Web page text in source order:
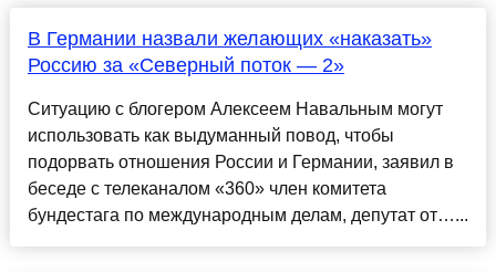
В Германии назвали желающих «наказать»
Россию за «Северный поток — 2»
Ситуацию с блогером Алексеем Навальным могут
использовать как выдуманный повод, чтобы
подорвать отношения России и Германии, заявил в
беседе с телеканалом «360» член комитета
бундестага по международным делам, депутат от…...